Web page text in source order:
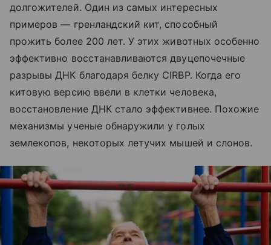
долгожителей. Один из самых интересных
примеров — гренландский кит, способный
прожить более 200 лет. У этих животных особенно
эффективно восстанавливаются двуцепочечные
разрывы ДНК благодаря белку CIRBP. Когда его
китовую версию ввели в клетки человека,
восстановление ДНК стало эффективнее. Похожие
механизмы ученые обнаружили у голых
землекопов, некоторых летучих мышей и слонов.